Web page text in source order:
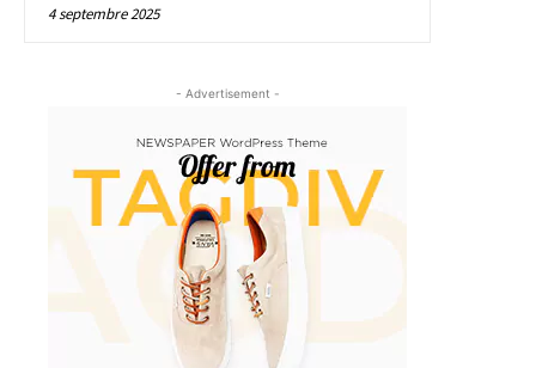
4 septembre 2025
- Advertisement -